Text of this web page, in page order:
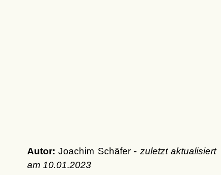
Autor: Joachim Schäfer - zuletzt aktualisiert
am 10.01.2023